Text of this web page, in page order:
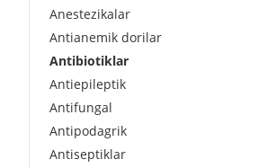
Anestezikalar
Antianemik dorilar
Antibiotiklar
Antiepileptik
Antifungal
Antipodagrik
Antiseptiklar